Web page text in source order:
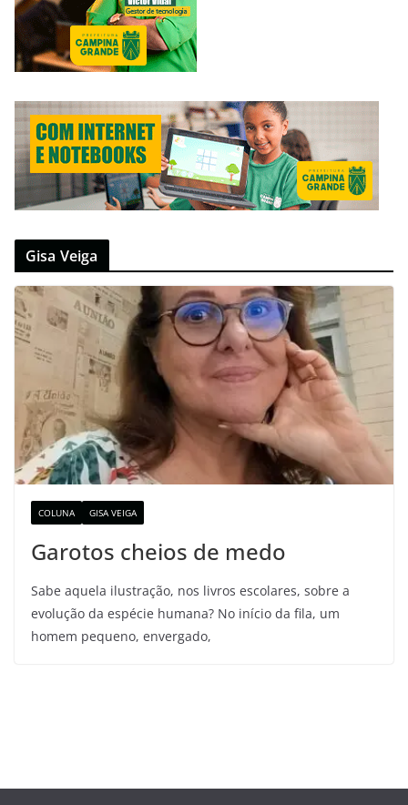
Gisa Veiga
COLUNA GISA VEIGA
Garotos cheios de medo
Sabe aquela ilustração, nos livros escolares, sobre a
evolução da espécie humana? No início da fila, um
homem pequeno, envergado,